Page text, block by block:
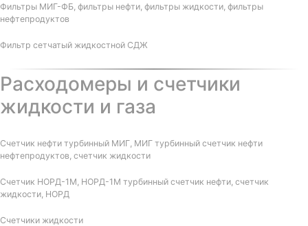
Фильтры МИГ-ФБ, фильтры нефти, фильтры жидкости, фильтры
нефтепродуктов
Фильтр сетчатый жидкостной СДЖ
Расходомеры и счетчики
жидкости и газа
Счетчик нефти турбинный МИГ, МИГ турбинный счетчик нефти
нефтепродуктов, счетчик жидкости
Счетчик НОРД-1М, НОРД-1М турбинный счетчик нефти, счетчик
жидкости, НОРД
Счетчики жидкости